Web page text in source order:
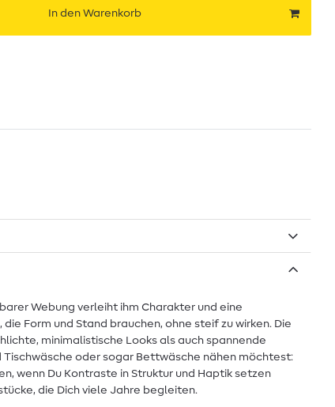
In den Warenkorb
Webung verleiht ihm Charakter und eine
Form und Stand brauchen, ohne steif zu wirken. Die
minimalistische Looks als auch spannende
Tischwäsche oder sogar Bettwäsche nähen möchtest:
wenn Du Kontraste in Struktur und Haptik setzen
die Dich viele Jahre begleiten.